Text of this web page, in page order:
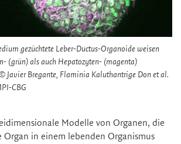
gezüchtete Leber-Ductus-Organoide weisen
(grün) als auch Hepatozyten- (magenta)
Javier Bregante, Flaminia Kaluthantrige Don et al.
CBG
Modelle von Organen, die
Organ in einem lebenden Organismus